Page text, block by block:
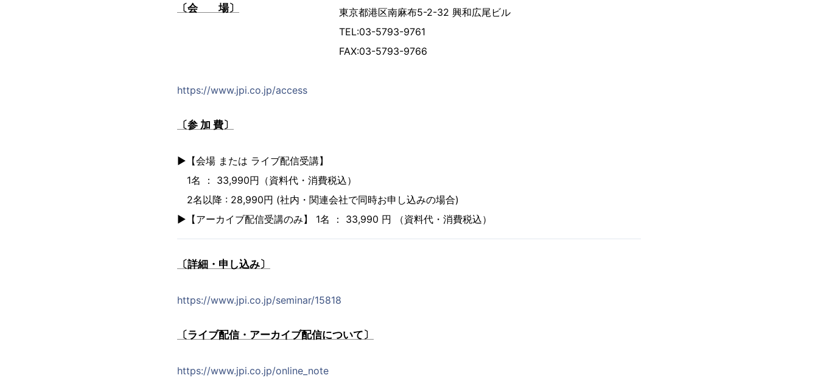
〔会 場〕
東京都港区南麻布5-2-32 興和広尾ビル
TEL:03-5793-9761
FAX:03-5793-9766
https://www.jpi.co.jp/access
〔参 加 費〕
▶︎【会場 または ライブ配信受講】
1名 ： 33,990円（資料代・消費税込）
2名以降 : 28,990円 (社内・関連会社で同時お申し込みの場合)
▶︎【アーカイブ配信受講のみ】 1名 ： 33,990 円 （資料代・消費税込）
〔詳細・申し込み〕
https://www.jpi.co.jp/seminar/15818
〔ライブ配信・アーカイブ配信について〕
https://www.jpi.co.jp/online_note